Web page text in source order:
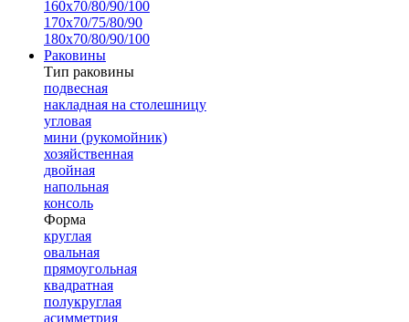
160х70/80/90/100
170х70/75/80/90
180х70/80/90/100
Раковины
Тип раковины
подвесная
накладная на столешницу
угловая
мини (рукомойник)
хозяйственная
двойная
напольная
консоль
Форма
круглая
овальная
прямоугольная
квадратная
полукруглая
асимметрия